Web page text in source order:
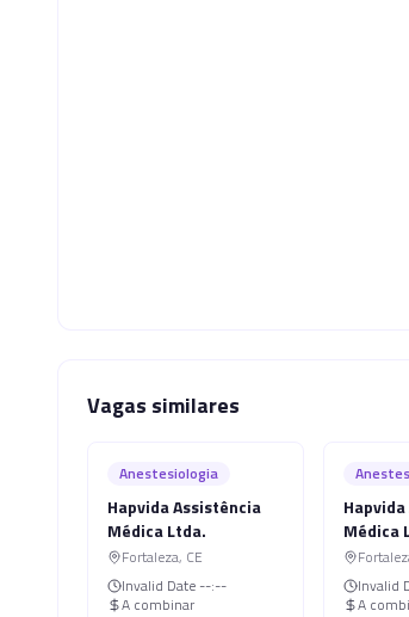
Vagas similares
Anestesiologia
Hapvida Assistência
Médica Ltda.
Fortaleza, CE
Invalid Date --:--
A combinar
Médica
Invalid
A